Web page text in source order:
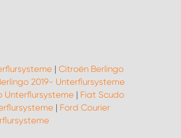
| Citroën Berlingo
2019- Unterflursysteme
Unterflursysteme | Fiat Scudo
| Ford Courier